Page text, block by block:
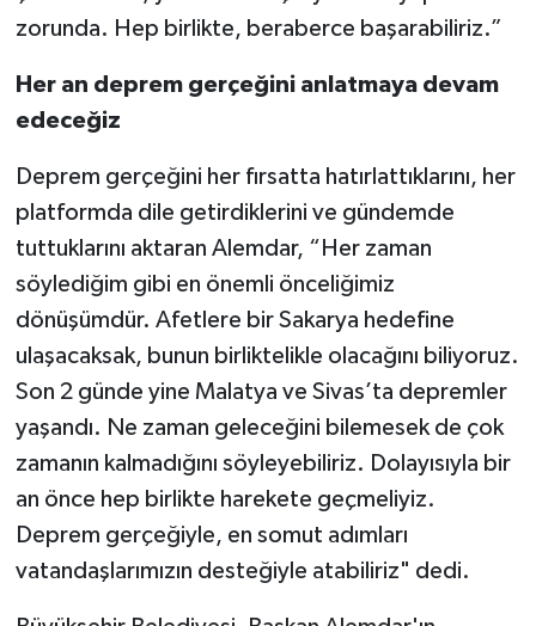
zorunda. Hep birlikte, beraberce başarabiliriz.”
Her an deprem gerçeğini anlatmaya devam
edeceğiz
Deprem gerçeğini her fırsatta hatırlattıklarını, her
platformda dile getirdiklerini ve gündemde
tuttuklarını aktaran Alemdar, “Her zaman
söylediğim gibi en önemli önceliğimiz
dönüşümdür. Afetlere bir Sakarya hedefine
ulaşacaksak, bunun birliktelikle olacağını biliyoruz.
Son 2 günde yine Malatya ve Sivas’ta depremler
yaşandı. Ne zaman geleceğini bilemesek de çok
zamanın kalmadığını söyleyebiliriz. Dolayısıyla bir
an önce hep birlikte harekete geçmeliyiz.
Deprem gerçeğiyle, en somut adımları
vatandaşlarımızın desteğiyle atabiliriz" dedi.